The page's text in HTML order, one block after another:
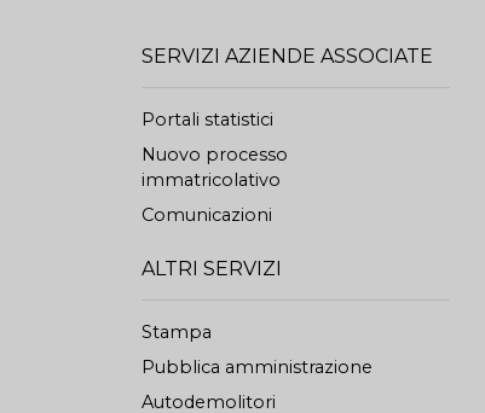
SERVIZI AZIENDE ASSOCIATE
Portali statistici
Nuovo processo
immatricolativo
Comunicazioni
ALTRI SERVIZI
Stampa
Pubblica amministrazione
Autodemolitori